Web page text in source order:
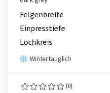
Felgenbreite
Einpresstiefe
Lochkreis
Wintertauglich
(0)